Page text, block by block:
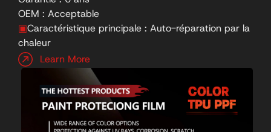
OEM : Acceptable
▣Caractéristique principale : Auto-réparation par la
chaleur
Learn More